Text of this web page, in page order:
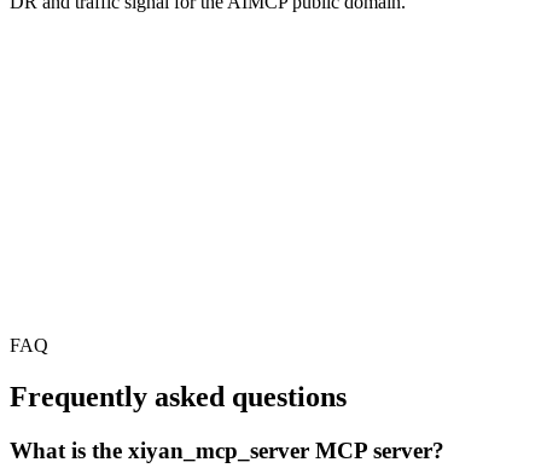
FAQ
Frequently asked questions
What is the xiyan_mcp_server MCP server?